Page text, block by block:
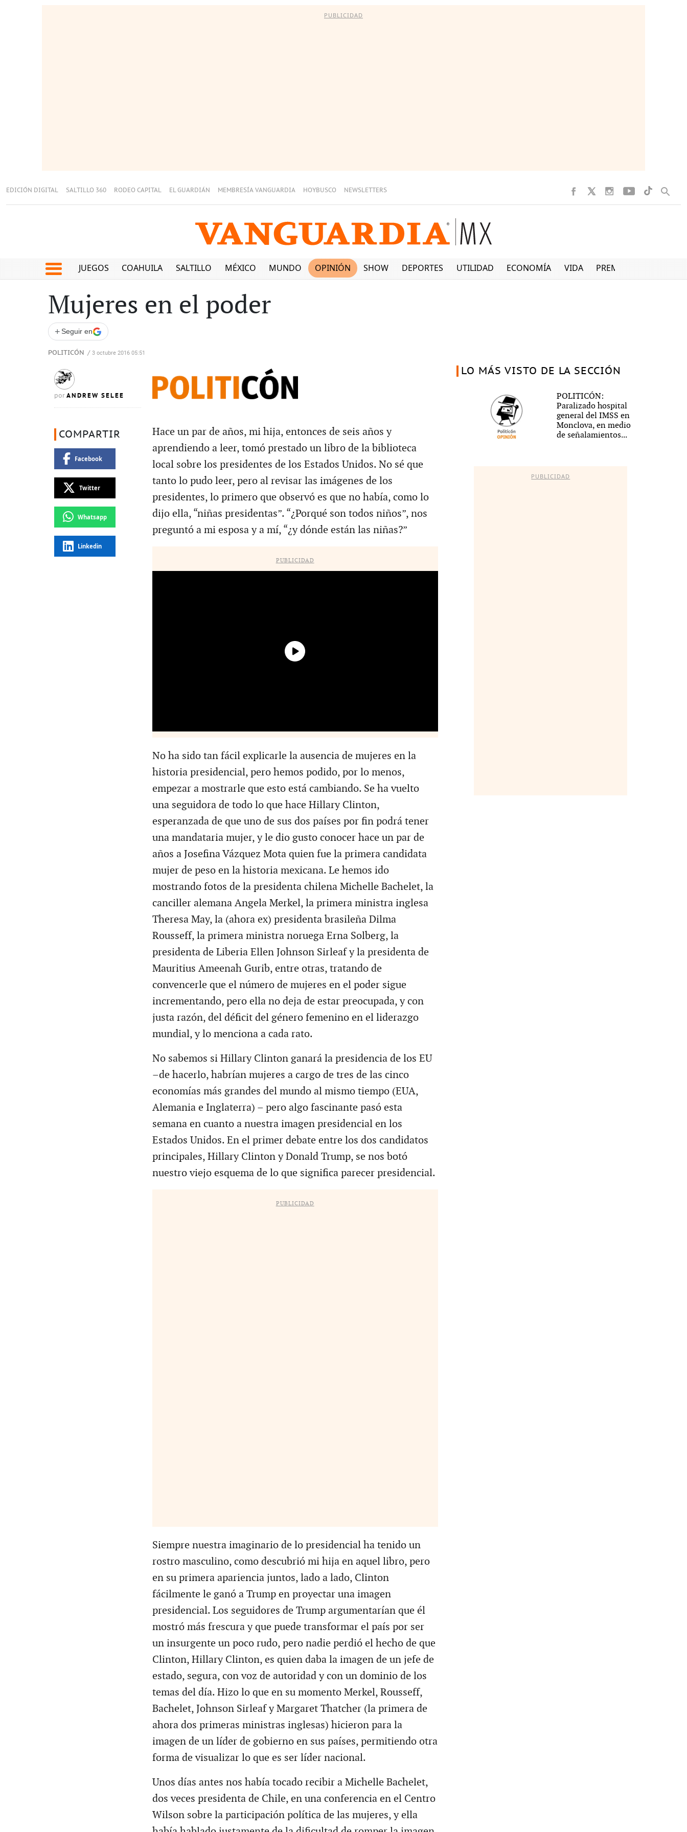
PUBLICIDAD
EDICIÓN DIGITAL SALTILLO 360 RODEO CAPITAL EL GUARDIÁN MEMBRESÍA VANGUARDIA HOYBUSCO NEWSLETTERS
JUEGOS COAHUILA SALTILLO MÉXICO MUNDO OPINIÓN SHOW DEPORTES UTILIDAD ECONOMÍA VIDA PREMIUM
Mujeres en el poder
+ Seguir en
POLITICÓN / 3 octubre 2016 05:51
por ANDREW SELEE
COMPARTIR
Facebook
Twitter
Whatsapp
Linkedin
Hace un par de años, mi hija, entonces de seis años y
aprendiendo a leer, tomó prestado un libro de la biblioteca
local sobre los presidentes de los Estados Unidos. No sé que
tanto lo pudo leer, pero al revisar las imágenes de los
presidentes, lo primero que observó es que no había, como lo
dijo ella, “niñas presidentas”. “¿Porqué son todos niños”, nos
preguntó a mi esposa y a mí, “¿y dónde están las niñas?”
PUBLICIDAD
No ha sido tan fácil explicarle la ausencia de mujeres en la
historia presidencial, pero hemos podido, por lo menos,
empezar a mostrarle que esto está cambiando. Se ha vuelto
una seguidora de todo lo que hace Hillary Clinton,
esperanzada de que uno de sus dos países por fin podrá tener
una mandataria mujer, y le dio gusto conocer hace un par de
años a Josefina Vázquez Mota quien fue la primera candidata
mujer de peso en la historia mexicana. Le hemos ido
mostrando fotos de la presidenta chilena Michelle Bachelet, la
canciller alemana Angela Merkel, la primera ministra inglesa
Theresa May, la (ahora ex) presidenta brasileña Dilma
Rousseff, la primera ministra noruega Erna Solberg, la
presidenta de Liberia Ellen Johnson Sirleaf y la presidenta de
Mauritius Ameenah Gurib, entre otras, tratando de
convencerle que el número de mujeres en el poder sigue
incrementando, pero ella no deja de estar preocupada, y con
justa razón, del déficit del género femenino en el liderazgo
mundial, y lo menciona a cada rato.
No sabemos si Hillary Clinton ganará la presidencia de los EU
–de hacerlo, habrían mujeres a cargo de tres de las cinco
economías más grandes del mundo al mismo tiempo (EUA,
Alemania e Inglaterra) – pero algo fascinante pasó esta
semana en cuanto a nuestra imagen presidencial en los
Estados Unidos. En el primer debate entre los dos candidatos
principales, Hillary Clinton y Donald Trump, se nos botó
nuestro viejo esquema de lo que significa parecer presidencial.
PUBLICIDAD
Siempre nuestra imaginario de lo presidencial ha tenido un
rostro masculino, como descubrió mi hija en aquel libro, pero
en su primera apariencia juntos, lado a lado, Clinton
fácilmente le ganó a Trump en proyectar una imagen
presidencial. Los seguidores de Trump argumentarían que él
mostró más frescura y que puede transformar el país por ser
un insurgente un poco rudo, pero nadie perdió el hecho de que
Clinton, Hillary Clinton, es quien daba la imagen de un jefe de
estado, segura, con voz de autoridad y con un dominio de los
temas del día. Hizo lo que en su momento Merkel, Rousseff,
Bachelet, Johnson Sirleaf y Margaret Thatcher (la primera de
ahora dos primeras ministras inglesas) hicieron para la
imagen de un líder de gobierno en sus países, permitiendo otra
forma de visualizar lo que es ser líder nacional.
Unos días antes nos había tocado recibir a Michelle Bachelet,
dos veces presidenta de Chile, en una conferencia en el Centro
Wilson sobre la participación política de las mujeres, y ella
LO MÁS VISTO DE LA SECCIÓN
POLITICÓN:
Paralizado hospital
general del IMSS en
Monclova, en medio
de señalamientos...
PUBLICIDAD